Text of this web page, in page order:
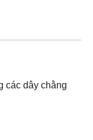
các dây chằng